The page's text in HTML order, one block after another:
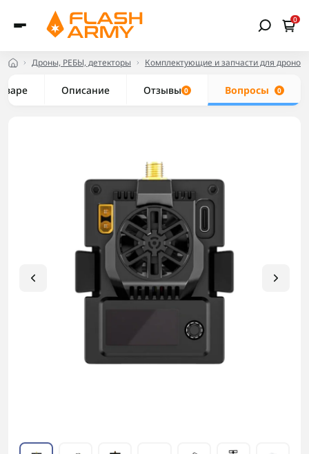
0
Дроны, РЕБЫ, детекторы Комплектующие и запчасти для дронов
Описание Отзывы 0 Вопросы 0